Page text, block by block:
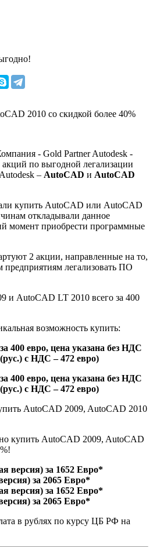
2010 со скидкой более 40%
- Gold Partner Autodesk -
акций по выгодной легализации
– AutoCAD и AutoCAD
купить AutoCAD или AutoCAD
откладывали данное
момент приобрести программные
2 акции, направленные на то,
легализовать ПО
и AutoCAD LT 2010 всего за 400
возможность купить:
400 евро, цена указана без НДС
с НДС – 472 евро)
400 евро, цена указана без НДС
с НДС – 472 евро)
AutoCAD 2009, AutoCAD 2010
купить AutoCAD 2009, AutoCAD
версия) за 1652 Eвро*
за 2065 Eвро*
версия) за 1652 Eвро*
за 2065 Eвро*
в рублях по курсу ЦБ РФ на